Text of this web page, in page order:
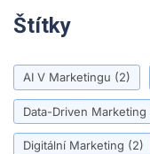
Štítky
AI V Marketingu (2)
Data-Driven Marketing
Digitální Marketing (2)